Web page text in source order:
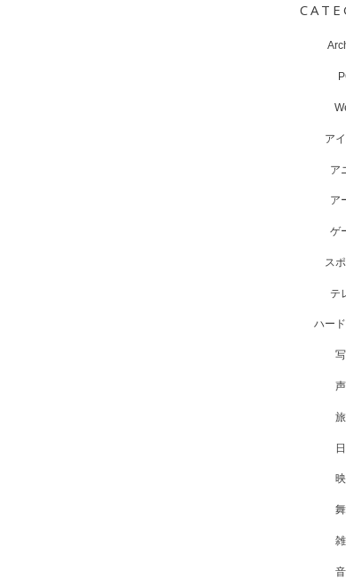
ア
ア
ア
ゲ
ス
テ
ハー